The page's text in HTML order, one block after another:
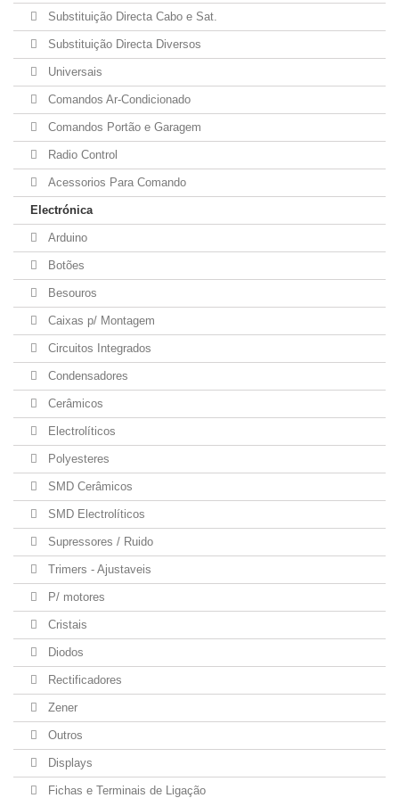
Substituição Directa Cabo e Sat.
Substituição Directa Diversos
Universais
Comandos Ar-Condicionado
Comandos Portão e Garagem
Radio Control
Acessorios Para Comando
Electrónica
Arduino
Botões
Besouros
Caixas p/ Montagem
Circuitos Integrados
Condensadores
Cerâmicos
Electrolíticos
Polyesteres
SMD Cerâmicos
SMD Electrolíticos
Supressores / Ruido
Trimers - Ajustaveis
P/ motores
Cristais
Diodos
Rectificadores
Zener
Outros
Displays
Fichas e Terminais de Ligação